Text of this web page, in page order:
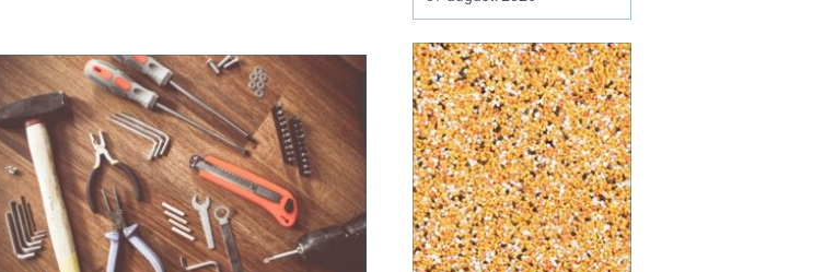
bygga nytt, renovera eller
huset. Många vill ha en
trygg by...